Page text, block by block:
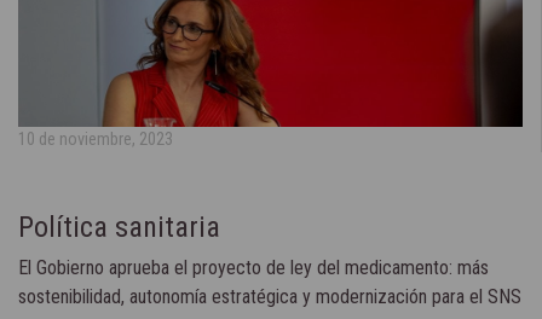
10 de noviembre, 2023
Política sanitaria
El Gobierno aprueba el proyecto de ley del medicamento: más
sostenibilidad, autonomía estratégica y modernización para el SNS